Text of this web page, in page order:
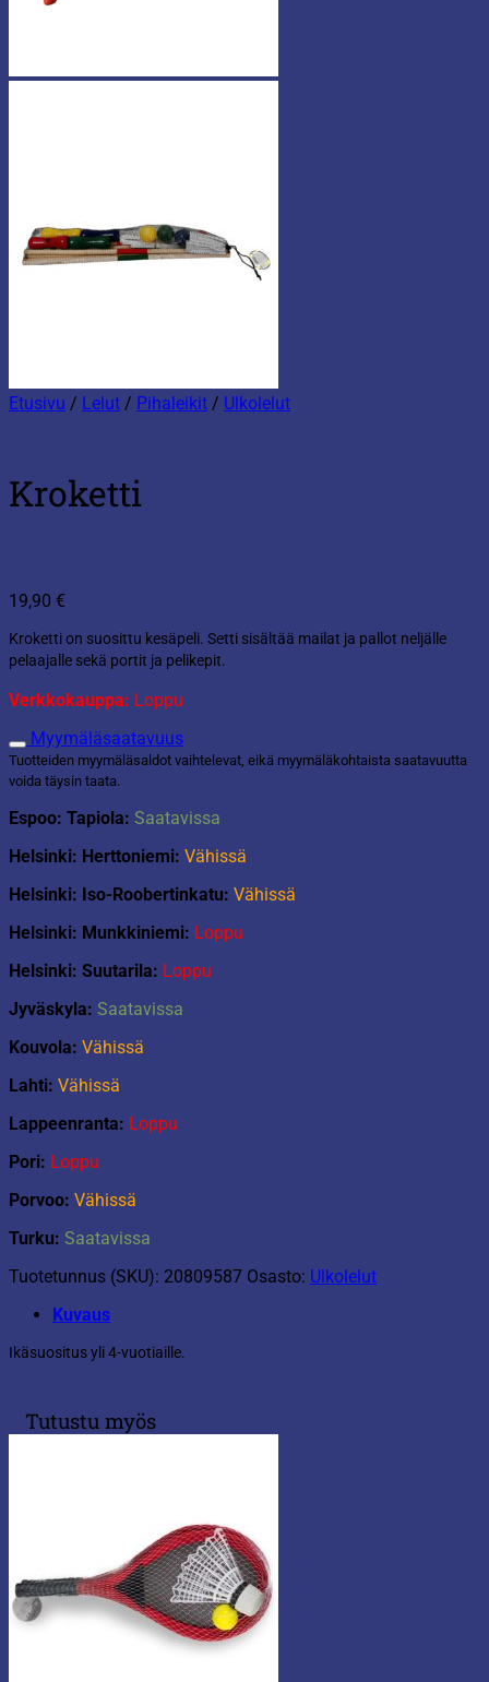
Etusivu / Lelut / Pihaleikit / Ulkolelut
Kroketti
19,90 €
Kroketti on suosittu kesäpeli. Setti sisältää mailat ja pallot neljälle
pelaajalle sekä portit ja pelikepit.
Verkkokauppa: Loppu
Myymäläsaatavuus
Tuotteiden myymäläsaldot vaihtelevat, eikä myymäläkohtaista saatavuutta
voida täysin taata.
Espoo: Tapiola: Saatavissa
Helsinki: Herttoniemi: Vähissä
Helsinki: Iso-Roobertinkatu: Vähissä
Helsinki: Munkkiniemi: Loppu
Helsinki: Suutarila: Loppu
Jyväskyla: Saatavissa
Kouvola: Vähissä
Lahti: Vähissä
Lappeenranta: Loppu
Pori: Loppu
Porvoo: Vähissä
Turku: Saatavissa
Tuotetunnus (SKU): 20809587 Osasto: Ulkolelut
Kuvaus
Ikäsuositus yli 4-vuotiaille.
Tutustu myös